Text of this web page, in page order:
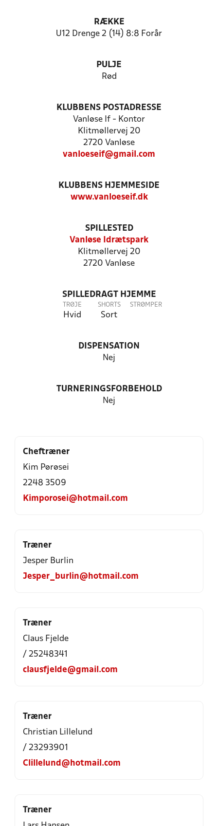
RÆKKE
U12 Drenge 2 (14) 8:8 Forår
PULJE
Rød
KLUBBENS POSTADRESSE
Vanløse If - Kontor
Klitmøllervej 20
2720 Vanløse
vanloeseif@gmail.com
KLUBBENS HJEMMESIDE
www.vanloeseif.dk
SPILLESTED
Vanløse Idrætspark
Klitmøllervej 20
2720 Vanløse
SPILLEDRAGT HJEMME
TRØJE
Hvid
SHORTS
Sort
STRØMPER
DISPENSATION
Nej
TURNERINGSFORBEHOLD
Nej
Cheftræner
Kim Pørøsei
2248 3509
Kimporosei@hotmail.com
Træner
Jesper Burlin
Jesper_burlin@hotmail.com
Træner
Claus Fjelde
/ 25248341
clausfjelde@gmail.com
Træner
Christian Lillelund
/ 23293901
Clillelund@hotmail.com
Træner